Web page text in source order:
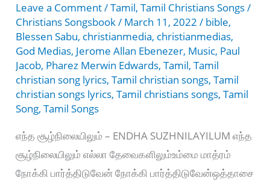
Leave a Comment/Tamil,Tamil Christians Songs/
Christians Songsbook/ March 11, 2022/ bible,
Blessen Sabu, christianmedia, christianmedias,
God Medias, Jerome Allan Ebenezer, Music, Paul
Jacob, Pharez Merwin Edwards,Tamil,Tamil
christian song lyrics,Tamil christian songs,Tamil
christian songs lyrics,Tamil christians songs,Tamil
Song,Tamil Songs
எந்த சூழ்நிலையிலும் – ENDHA SUZHNILAYILUM எந்த
சூழ்நிலையிலும் எல்லா தேவைகளிலும்உம்மை மாத்ரம்
நோக்கி பார்த்திடுவேன் நோக்கி பார்த்திடுவேன்ஒத்தாசை